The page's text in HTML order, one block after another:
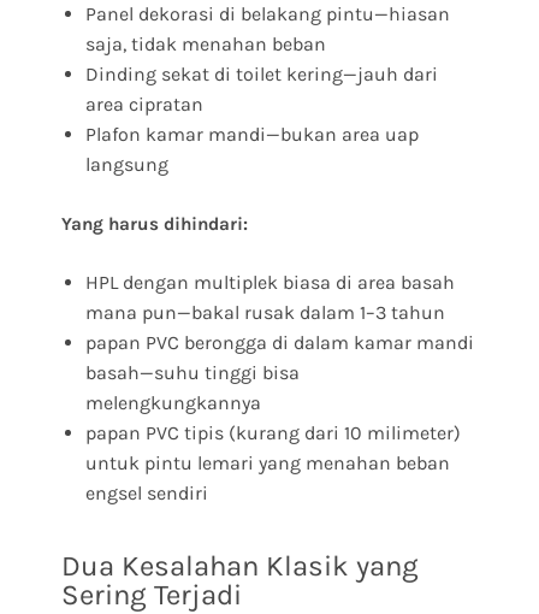
Panel dekorasi di belakang pintu—hiasan
saja, tidak menahan beban
Dinding sekat di toilet kering—jauh dari
area cipratan
Plafon kamar mandi—bukan area uap
langsung
Yang harus dihindari:
HPL dengan multiplek biasa di area basah
mana pun—bakal rusak dalam 1–3 tahun
papan PVC berongga di dalam kamar mandi
basah—suhu tinggi bisa
melengkungkannya
papan PVC tipis (kurang dari 10 milimeter)
untuk pintu lemari yang menahan beban
engsel sendiri
Dua Kesalahan Klasik yang
Sering Terjadi